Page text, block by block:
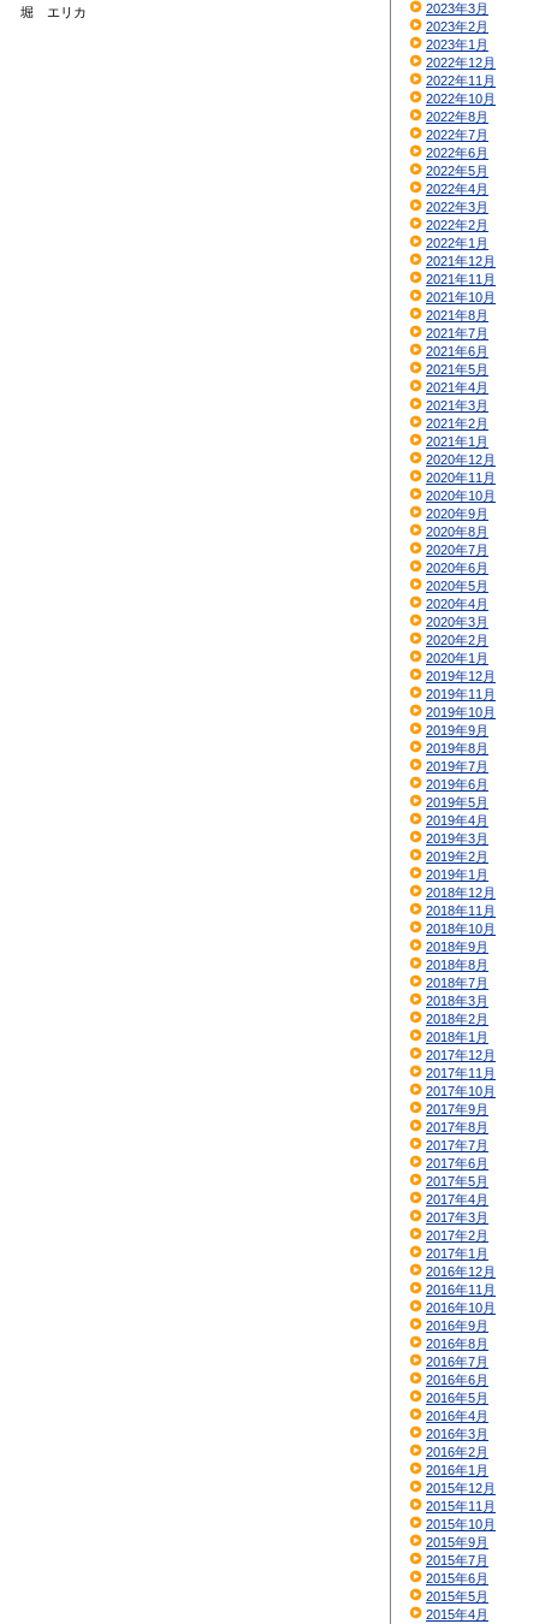
堀 エリカ
2023年3月
2023年2月
2023年1月
2022年12月
2022年11月
2022年10月
2022年8月
2022年7月
2022年6月
2022年5月
2022年4月
2022年3月
2022年2月
2022年1月
2021年12月
2021年11月
2021年10月
2021年8月
2021年7月
2021年6月
2021年5月
2021年4月
2021年3月
2021年2月
2021年1月
2020年12月
2020年11月
2020年10月
2020年9月
2020年8月
2020年7月
2020年6月
2020年5月
2020年4月
2020年3月
2020年2月
2020年1月
2019年12月
2019年11月
2019年10月
2019年9月
2019年8月
2019年7月
2019年6月
2019年5月
2019年4月
2019年3月
2019年2月
2019年1月
2018年12月
2018年11月
2018年10月
2018年9月
2018年8月
2018年7月
2018年3月
2018年2月
2018年1月
2017年12月
2017年11月
2017年10月
2017年9月
2017年8月
2017年7月
2017年6月
2017年5月
2017年4月
2017年3月
2017年2月
2017年1月
2016年12月
2016年11月
2016年10月
2016年9月
2016年8月
2016年7月
2016年6月
2016年5月
2016年4月
2016年3月
2016年2月
2016年1月
2015年12月
2015年11月
2015年10月
2015年9月
2015年7月
2015年6月
2015年5月
2015年4月